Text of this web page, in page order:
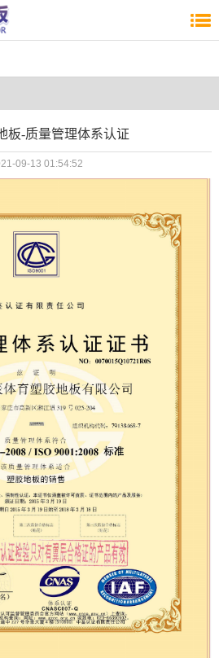
板-质量管理体系认证
09-13 01:54:52